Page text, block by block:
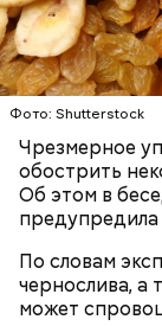
Фото: Shutterstock
Чрезмерное
обострить
Об этом в
предупредила
По словам
чернослива, а
может